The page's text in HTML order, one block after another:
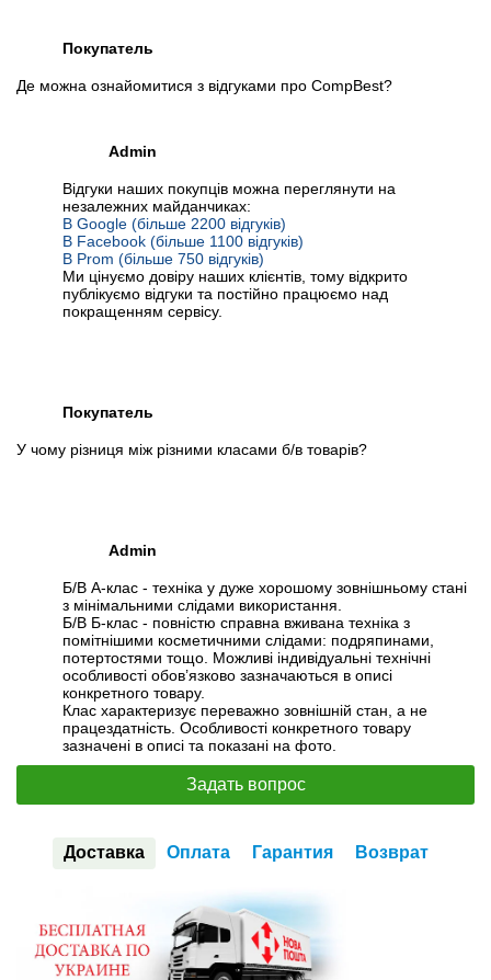
Покупатель
Де можна ознайомитися з відгуками про CompBest?
Admin
Відгуки наших покупців можна переглянути на
незалежних майданчиках:
В Google (більше 2200 відгуків)
В Facebook (більше 1100 відгуків)
В Prom (більше 750 відгуків)
Ми цінуємо довіру наших клієнтів, тому відкрито
публікуємо відгуки та постійно працюємо над
покращенням сервісу.
Покупатель
У чому різниця між різними класами б/в товарів?
Admin
Б/В А-клас - техніка у дуже хорошому зовнішньому стані
з мінімальними слідами використання.
Б/В Б-клас - повністю справна вживана техніка з
помітнішими косметичними слідами: подряпинами,
потертостями тощо. Можливі індивідуальні технічні
особливості обов’язково зазначаються в описі
конкретного товару.
Клас характеризує переважно зовнішній стан, а не
працездатність. Особливості конкретного товару
зазначені в описі та показані на фото.
Задать вопрос
Доставка Оплата Гарантия Возврат